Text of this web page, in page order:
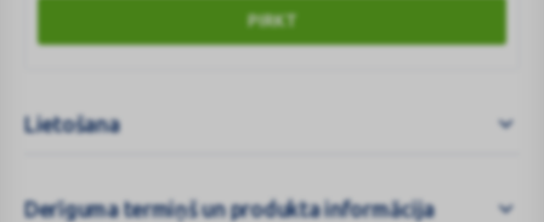
PIRKT
Lietošana
Derīguma termiņš un produkta informācija